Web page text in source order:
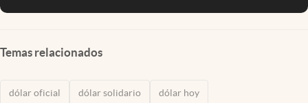
Temas relacionados
dólar oficial dólar solidario dólar hoy